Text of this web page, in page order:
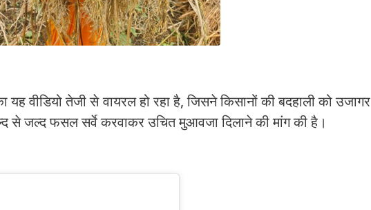
यह वीडियो तेजी से वायरल हो रहा है, जिसने किसानों की बदहाली को उजागर
से जल्द फसल सर्वे करवाकर उचित मुआवजा दिलाने की मांग की है।